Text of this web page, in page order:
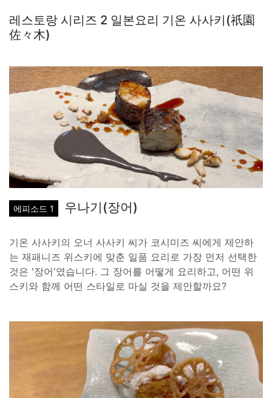
레스토랑 시리즈 2 일본요리 기온 사사키(祇園
佐々木)
에피소드 1 우나기(장어)
기온 사사키의 오너 사사키 씨가 코시미즈 씨에게 제안하
는 재패니즈 위스키에 맞춘 일품 요리로 가장 먼저 선택한
것은 '장어'였습니다. 그 장어를 어떻게 요리하고, 어떤 위
스키와 함께 어떤 스타일로 마실 것을 제안할까요?